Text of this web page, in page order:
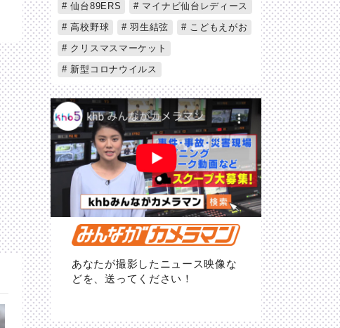
仙台89ERS
マイナビ仙台レディース
高校野球
羽生結弦
こどもえがお
クリスマスマーケット
新型コロナウイルス
あなたが撮影したニュース映像な
どを、送ってください！